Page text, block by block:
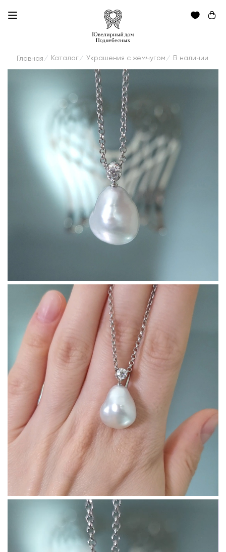
Главная / Каталог / Украшения с жемчугом / В наличии